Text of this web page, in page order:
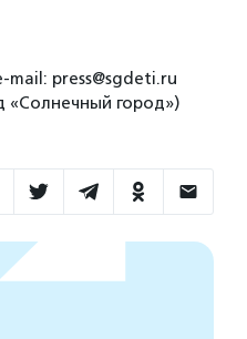
mail: press@sgdeti.ru
«Солнечный город»)